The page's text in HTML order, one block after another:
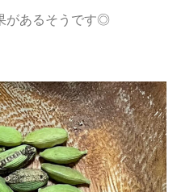
があるそうです◎